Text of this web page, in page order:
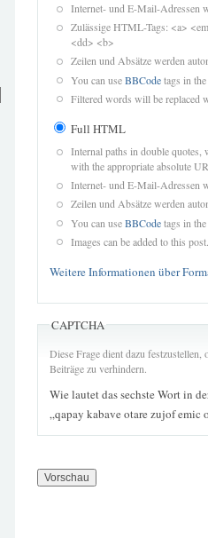
Internet- und E-Mail-Adressen
Zulässige HTML-Tags: <a>
<dd> <b>
Zeilen und Absätze werden
You can useBBCodetags in
Filtered words will be replaced
Full HTML
Internal paths in double quotes,
with the appropriate absolute
Internet- und E-Mail-Adressen
Zeilen und Absätze werden
You can useBBCodetags in
Images can be added to this post.
Weitere Informationen über
CAPTCHA
Diese Frage dient dazu
Beiträge zu verhindern.
Wie lautet das sechste Wort in
„qapay kabave otare zujof